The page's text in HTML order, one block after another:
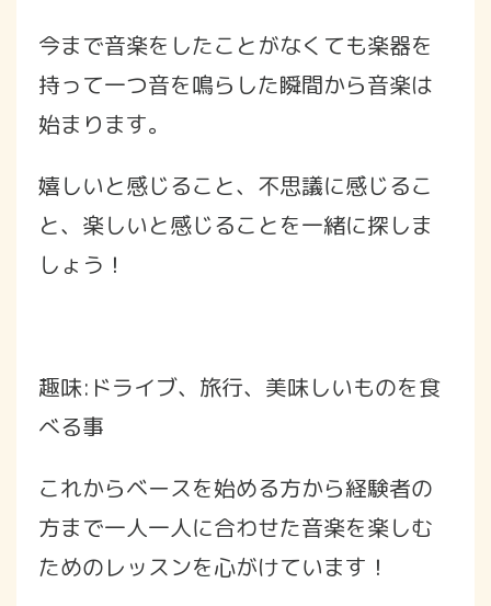
今まで音楽をしたことがなくても楽器を
持って一つ音を鳴らした瞬間から音楽は
始まります。
嬉しいと感じること、不思議に感じるこ
と、楽しいと感じることを一緒に探しま
しょう！
趣味:ドライブ、旅行、美味しいものを食
べる事
これからベースを始める方から経験者の
方まで一人一人に合わせた音楽を楽しむ
ためのレッスンを心がけています！